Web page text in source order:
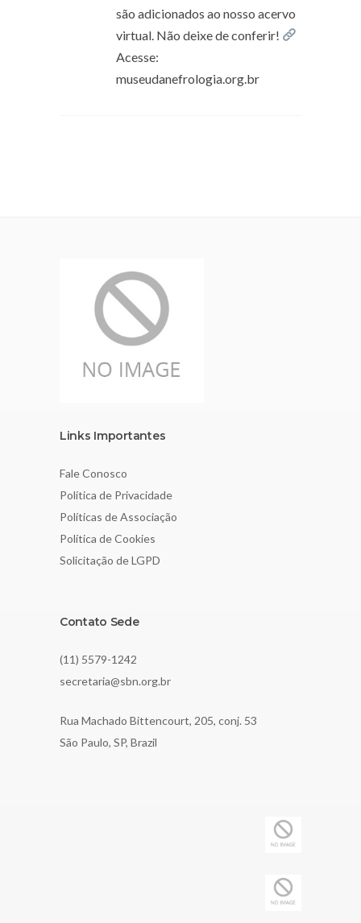
são adicionados ao nosso acervo
virtual. Não deixe de conferir!
Acesse:
museudanefrologia.org.br
Links Importantes
Fale Conosco
Política de Privacidade
Políticas de Associação
Política de Cookies
Solicitação de LGPD
Contato Sede
(11) 5579-1242
secretaria@sbn.org.br
Rua Machado Bittencourt, 205, conj. 53
São Paulo, SP, Brazil